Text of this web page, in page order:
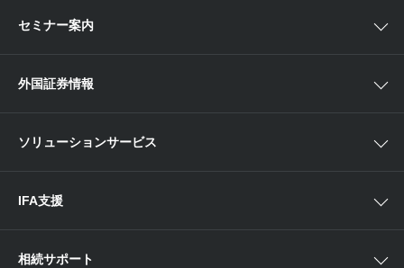
ETF・ETN・REIT
ラップサービス
新商品情報
各種お手続き
便利なサービス
当社サービスのご利用にあたって
近畿
セミナー案内
外国証券情報
ソリューションサービス
IFA支援
相続サポート